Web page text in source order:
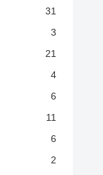
31
3
21
4
6
11
6
2